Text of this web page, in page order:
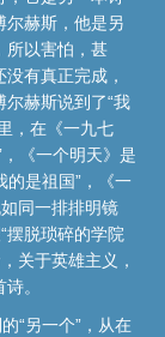
尔赫斯，他是另
以害怕，甚
有真正完成，
赫斯说到了“我
，在《一九七
《一个明天》是
的是祖国”，《一
同一排排明镜
摆脱琐碎的学院
关于英雄主义，
。
“另一个”，从在